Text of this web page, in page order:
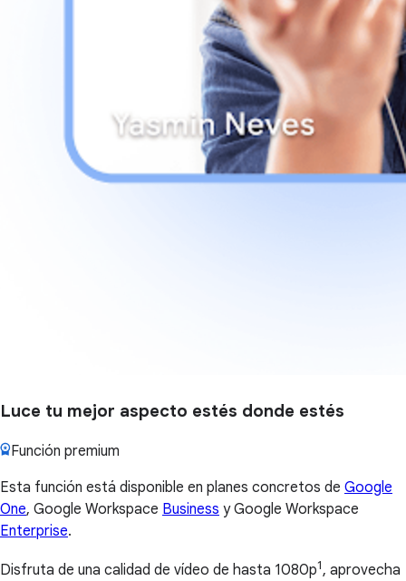
Luce tu mejor aspecto estés donde estés
Función premium
Esta función está disponible en planes concretos de Google
One, Google Workspace Business y Google Workspace
Enterprise.
Disfruta de una calidad de vídeo de hasta 1080p1, aprovecha